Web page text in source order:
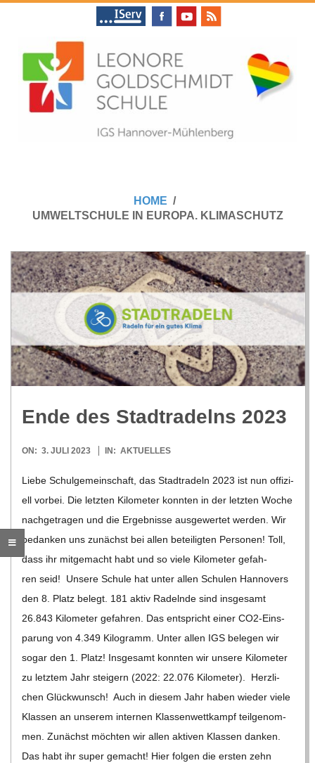
N
O
R
E
G
O
L
D
S
C
H
M
HOME
UMWELTSCHULE IN EUROPA. KLIMASCHUTZ
Ende des Stadt­ra­delns 2023
2023-
ON: 3. JULI 2023 IN: AKTUELLES
Liebe Schul­ge­mein­schaft, das Stadt­ra­deln 2023 ist nun offi­zi­
ell vor­bei. Die letz­ten Kilo­me­ter konn­ten in der letz­ten Woche
nach­ge­tra­gen und die Ergeb­nisse aus­ge­wer­tet wer­den. Wir
bedan­ken uns zunächst bei allen betei­lig­ten Per­so­nen! Toll,
dass ihr mit­ge­macht habt und so viele Kilo­me­ter gefah­
ren seid! Unsere Schule hat unter allen Schu­len Han­no­vers
den 8. Platz belegt. 181 aktiv Radelnde sind ins­ge­samt
26.843 Kilo­me­ter gefah­ren. Das ent­spricht einer CO2-Ein­s­
pa­rung von 4.349 Kilo­gramm. Unter allen IGS bele­gen wir
sogar den 1. Platz! Ins­ge­samt konn­ten wir unsere Kilo­me­ter
zu letz­tem Jahr stei­gern (2022: 22.076 Kilo­me­ter). Herz­li­
chen Glück­wunsch! Auch in die­sem Jahr haben wie­der viele
Klas­sen an unse­rem inter­nen Klas­sen­wett­kampf teil­ge­nom­
men. Zunächst möch­ten wir allen akti­ven Klas­sen dan­ken.
Das habt ihr super gemacht! Hier fol­gen die ers­ten zehn